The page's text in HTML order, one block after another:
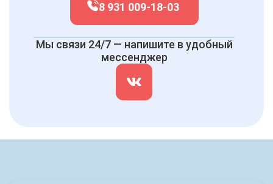
8 931 009-18-03
Мы связи 24/7 — напишите в удобный
мессенджер